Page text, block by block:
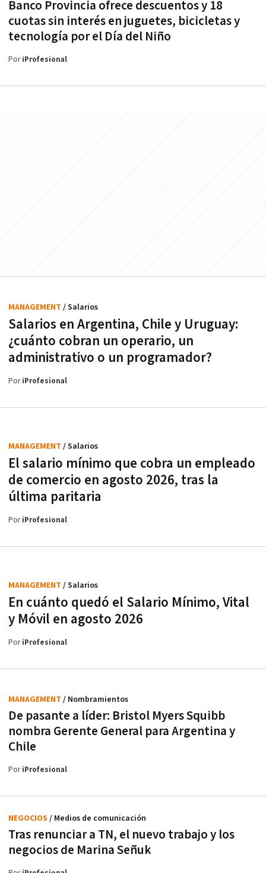
Banco Provincia ofrece descuentos y 18
cuotas sin interés en juguetes, bicicletas y
tecnología por el Día del Niño
PoriProfesional
Salarios en Argentina, Chile y Uruguay:
¿cuánto cobran un operario, un
administrativo o un programador?
MANAGEMENT / Salarios
PoriProfesional
El salario mínimo que cobra un empleado
de comercio en agosto 2026, tras la
última paritaria
MANAGEMENT / Salarios
PoriProfesional
En cuánto quedó el Salario Mínimo, Vital
y Móvil en agosto 2026
MANAGEMENT / Salarios
PoriProfesional
De pasante a líder: Bristol Myers Squibb
nombra Gerente General para Argentina y
Chile
MANAGEMENT / Nombramientos
PoriProfesional
Tras renunciar a TN, el nuevo trabajo y los
negocios de Marina Señuk
NEGOCIOS / Medios de comunicación